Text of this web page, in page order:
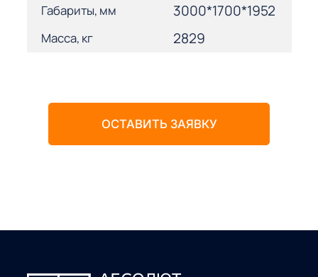
Габариты, мм 3000*1700*1952
Масса, кг 2829
ОСТАВИТЬ ЗАЯВКУ